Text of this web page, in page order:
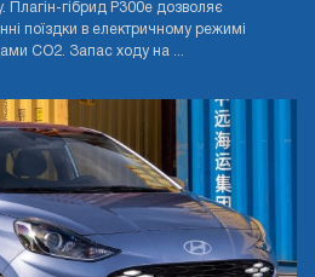
Плагін-гібрид P300e дозволяє
поїздки в електричному режимі
CO2. Запас ходу на ...